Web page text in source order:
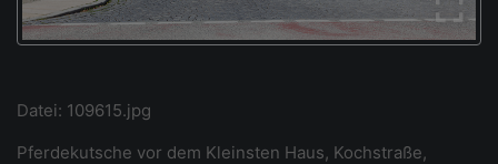
Datei: 109615.jpg
Pferdekutsche vor dem Kleinsten Haus, Kochstraße,